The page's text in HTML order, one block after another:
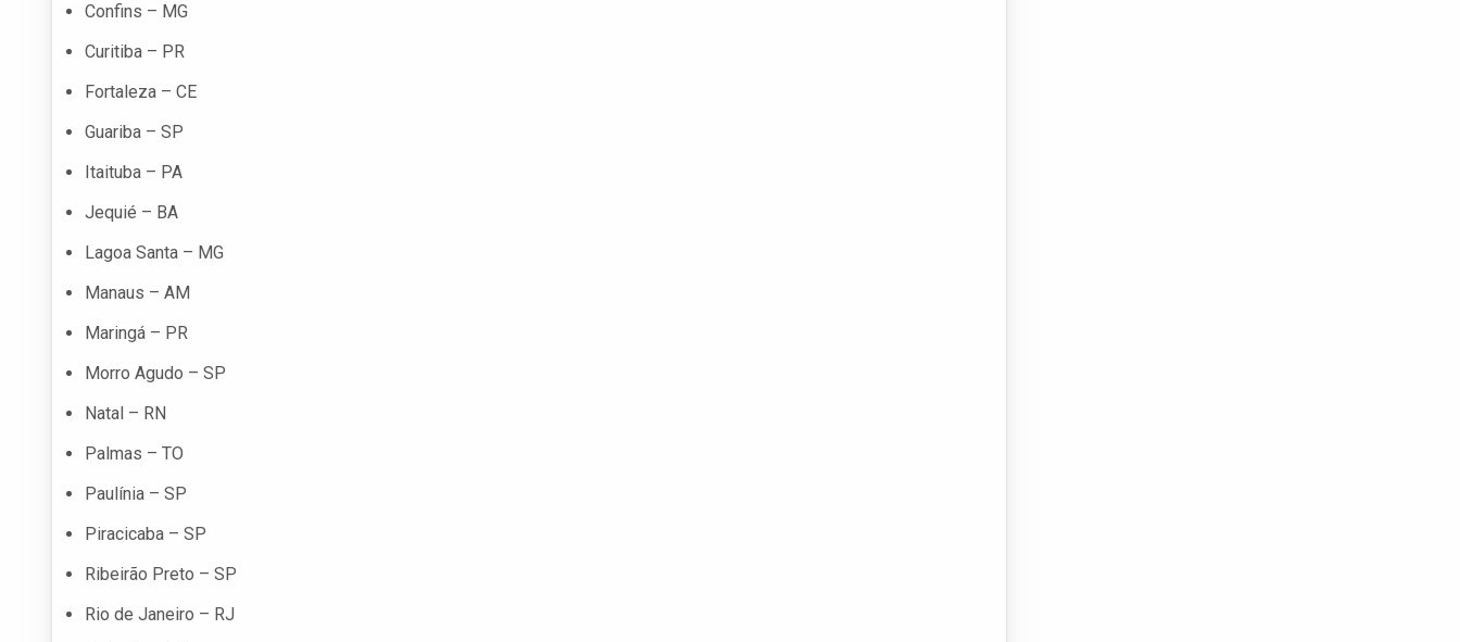
Confins – MG
Curitiba – PR
Fortaleza – CE
Guariba – SP
Itaituba – PA
Jequié – BA
Lagoa Santa – MG
Manaus – AM
Maringá – PR
Morro Agudo – SP
Natal – RN
Palmas – TO
Paulínia – SP
Piracicaba – SP
Ribeirão Preto – SP
Rio de Janeiro – RJ